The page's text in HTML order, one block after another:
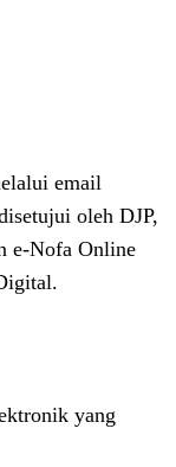
email
oleh DJP,
e-Nofa Online
yang